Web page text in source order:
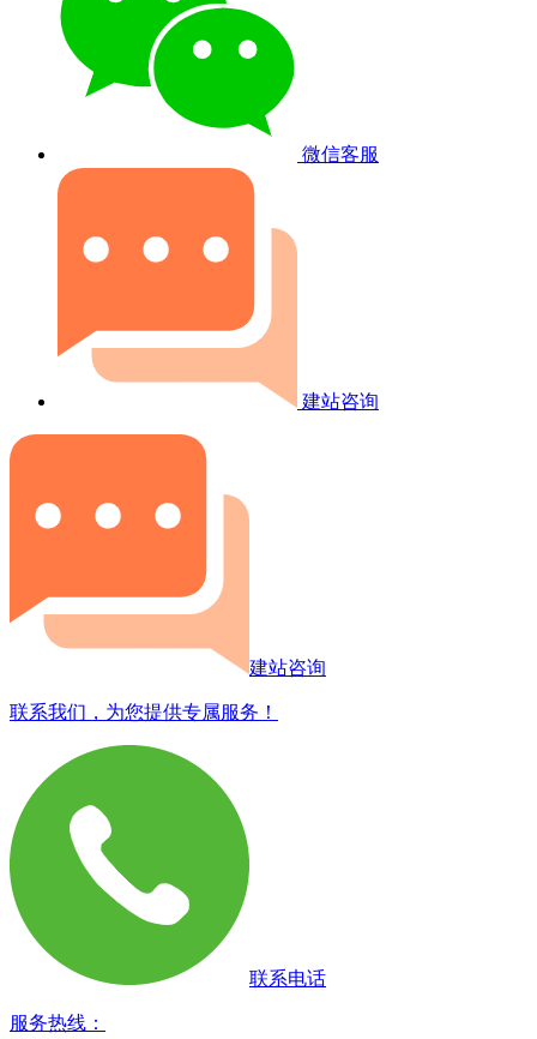
微信客服
建站咨询
建站咨询
联系我们，为您提供专属服务！
联系电话
服务热线：